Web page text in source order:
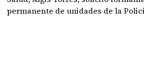
permanente de unidades de la